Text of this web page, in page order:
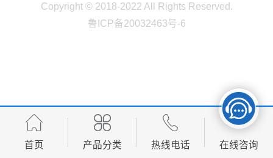
Copyright © 2018-2022 All Rights Reserved.
鲁ICP备20032463号-6
首页 产品分类 热线电话 在线咨询